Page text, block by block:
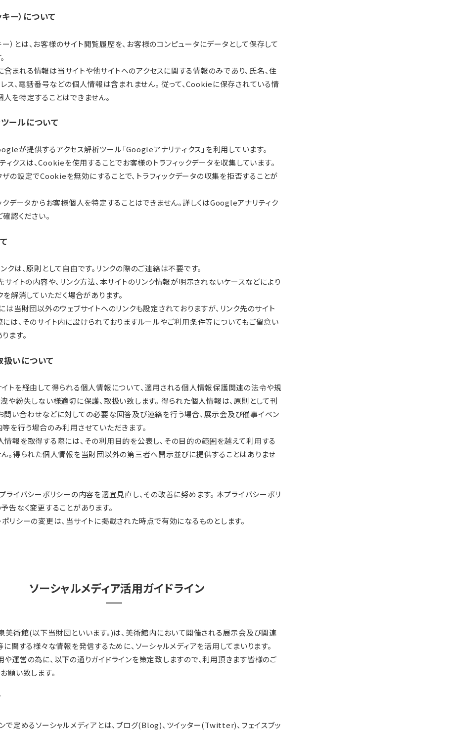
ー）について
）とは、お客様のサイト閲覧履歴を、お客様のコンピュータにデータとして保存して
含まれる情報は当サイトや他サイトへのアクセスに関する情報のみであり、氏名、住
レス、電話番号などの個人情報は含まれません。 従って、Cookieに保存されている情
を特定することはできません。
ールについて
が提供するアクセス解析ツール「Googleアナリティクス」を利用しています。
クスは、Cookieを使用することでお客様のトラフィックデータを収集しています。
の設定でCookieを無効にすることで、トラフィックデータの収集を拒否することが
クデータからお客様個人を特定することはできません。詳しくはGoogleアナリティク
認ください。
クは、原則として自由です。リンクの際のご連絡は不要です。
サイトの内容や、リンク方法、本サイトのリンク情報が明示されないケースなどにより
を解消していただく場合があります。
は当財団以外のウェブサイトへのリンクも設定されておりますが、リンク先のサイト
は、そのサイト内に設けられておりますルールやご利用条件等についてもご留意い
ます。
いについて
イトを経由して得られる個人情報について、適用される個人情報保護関連の法令や規
や紛失しない様適切に保護、取扱い致します。 得られた個人情報は、原則として刊
問い合わせなどに対しての必要な回答及び連絡を行う場合、展示会及び催事イベン
を行う場合のみ利用させていただきます。
情報を取得する際には、その利用目的を公表し、その目的の範囲を越えて利用する
ん。得られた個人情報を当財団以外の第三者へ開示並びに提供することはありませ
ライバシーポリシーの内容を適宜見直し、その改善に努めます。 本プライバシーポリ
告なく変更することがあります。
リシーの変更は、当サイトに掲載された時点で有効になるものとします。
ソーシャルメディア活用ガイドライン
美術館(以下当財団といいます。)は、美術館内において開催される展示会及び関連
関する様々な情報を発信するために、ソーシャルメディアを活用してまいります。
運営の為に、以下の通りガイドラインを策定致しますので、利用頂きます皆様のご
願い致します。
で定めるソーシャルメディアとは、ブログ(Blog)、ツイッター(Twitter)、フェイスブッ